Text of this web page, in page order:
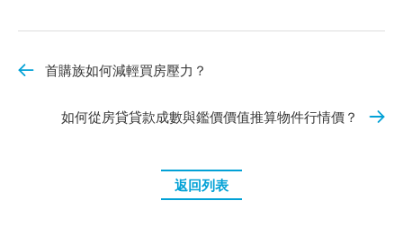
首購族如何減輕買房壓力？
如何從房貸貸款成數與鑑價價值推算物件行情價？
返回列表